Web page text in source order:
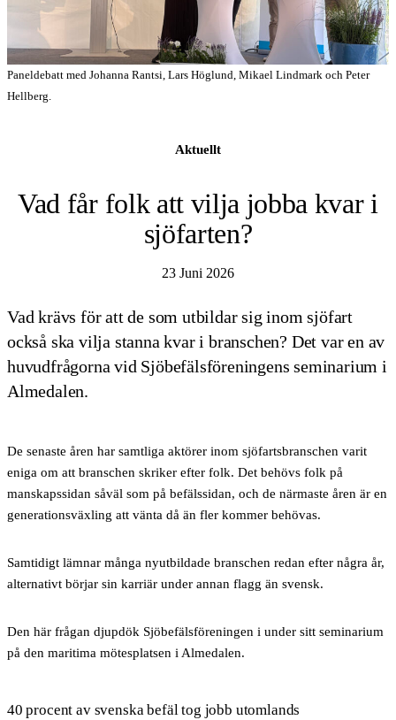
Paneldebatt med Johanna Rantsi, Lars Höglund, Mikael Lindmark och Peter
Hellberg.
Aktuellt
Vad får folk att vilja jobba kvar i
sjöfarten?
23 Juni 2026
Vad krävs för att de som utbildar sig inom sjöfart
också ska vilja stanna kvar i branschen? Det var en av
huvudfrågorna vid Sjöbefälsföreningens seminarium i
Almedalen.
De senaste åren har samtliga aktörer inom sjöfartsbranschen varit
eniga om att branschen skriker efter folk. Det behövs folk på
manskapssidan såväl som på befälssidan, och de närmaste åren är en
generationsväxling att vänta då än fler kommer behövas.
Samtidigt lämnar många nyutbildade branschen redan efter några år,
alternativt börjar sin karriär under annan flagg än svensk.
Den här frågan djupdök Sjöbefälsföreningen i under sitt seminarium
på den maritima mötesplatsen i Almedalen.
40 procent av svenska befäl tog jobb utomlands